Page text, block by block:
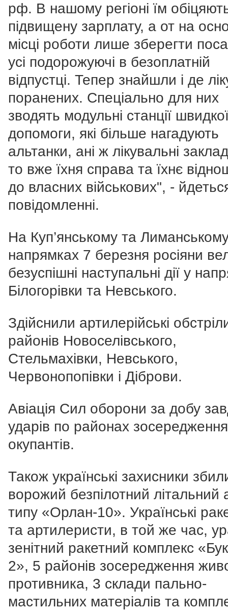
рф. В нашому регіоні їм
підвищену зарплату, а от на
місці роботи лише зберегти
усі подорожуючі в безоплатній
відпустці. Тепер знайшли і де
поранених. Спеціально для них
зводять модульні станції
допомоги, які більше нагадують
альтанки, ані ж лікувальні
то вже їхня справа та їхнє
до власних військових", -
повідомленні.
На Куп’янському та
напрямках 7 березня росіяни
безуспішні наступальні дії у
Білогорівки та Невського.
Здійснили артилерійські
районів Новоселівського,
Стельмахівки, Невського,
Червонопопівки і Діброви.
Авіація Сил оборони за добу
ударів по районах зосередження
окупантів.
Також українські захисники
ворожий безпілотний літальний
типу «Орлан-10». Українські
та артилеристи, в той же час,
зенітний ракетний комплекс
2», 5 районів зосередження
противника, 3 склади пально-
мастильних матеріалів та